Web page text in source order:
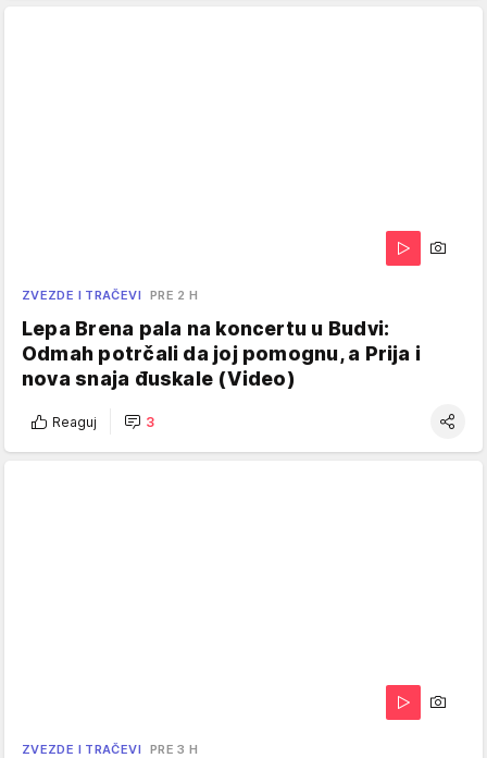
ZVEZDE I TRAČEVI PRE 2 H
Lepa Brena pala na koncertu u Budvi:
Odmah potrčali da joj pomognu, a Prija i
nova snaja đuskale (Video)
Reaguj 3
ZVEZDE I TRAČEVI PRE 3 H